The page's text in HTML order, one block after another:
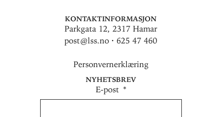
Kontaktinformasjon
Parkgata 12, 2317 Hamar
post@lss.no · 625 47 460
Personvernerklæring
Nyhetsbrev
E-post